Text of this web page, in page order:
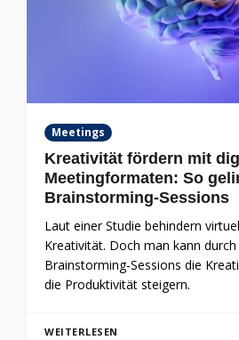
Meetings
Kreativität fördern mit
Meetingformaten: So
Brainstorming-Sessions
Laut einer Studie behindern
Kreativität. Doch man kann
Brainstorming-Sessions die
die Produktivität steigern.
WEITERLESEN